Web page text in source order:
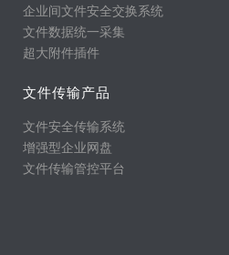
企业间文件安全交换系统
文件数据统一采集
超大附件插件
文件传输产品
文件安全传输系统
增强型企业网盘
文件传输管控平台